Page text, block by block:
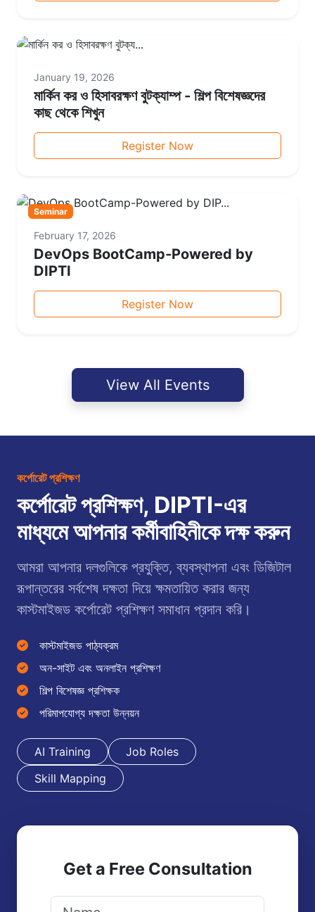
January 19, 2026
মার্কিন কর ও হিসাবরক্ষণ বুটক্যাম্প - শিল্প বিশেষজ্ঞদের
কাছ থেকে শিখুন
Register Now
Seminar
February 17, 2026
DevOps BootCamp-Powered by
DIPTI
Register Now
View All Events
কর্পোরেট প্রশিক্ষণ
কর্পোরেট প্রশিক্ষণ, DIPTI-এর
মাধ্যমে আপনার কর্মীবাহিনীকে দক্ষ করুন
আমরা আপনার দলগুলিকে প্রযুক্তি, ব্যবস্থাপনা এবং ডিজিটাল
রূপান্তরের সর্বশেষ দক্ষতা দিয়ে ক্ষমতায়িত করার জন্য
কাস্টমাইজড কর্পোরেট প্রশিক্ষণ সমাধান প্রদান করি।
কাস্টমাইজড পাঠ্যক্রম
অন-সাইট এবং অনলাইন প্রশিক্ষণ
শিল্প বিশেষজ্ঞ প্রশিক্ষক
পরিমাপযোগ্য দক্ষতা উন্নয়ন
AI Training
Job Roles
Skill Mapping
Get a Free Consultation